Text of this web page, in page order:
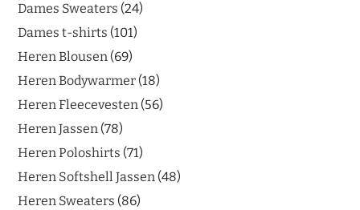
Dames Sweaters 24
Dames t-shirts 101
Heren Blousen 69
Heren Bodywarmer 18
Heren Fleecevesten 56
Heren Jassen 78
Heren Poloshirts 71
Heren Softshell Jassen 48
Heren Sweaters 86